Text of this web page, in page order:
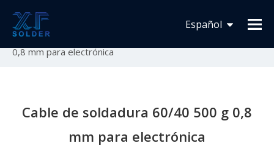
Español
Usted está aquí:
de nuevo producto
Cable de soldadura 60/40 500 g
0,8 mm para electrónica
Cable de soldadura 60/40 500 g 0,8
mm para electrónica